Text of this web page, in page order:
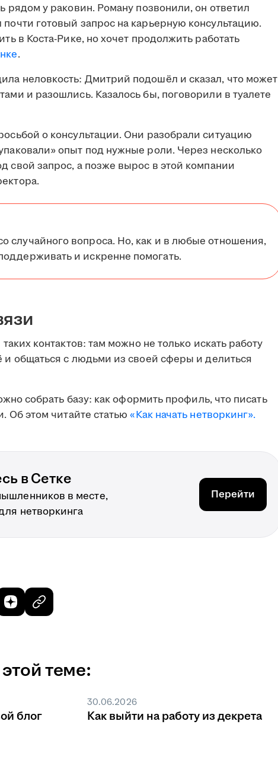
рядом у раковин. Роману позвонили, он ответил
готовый запрос на карьерную консультацию.
в Коста-Рике, но хочет продолжить работать
.
неловкость: Дмитрий подошёл и сказал, что может
и разошлись. Казалось бы, поговорили в туалете
о консультации. Они разобрали ситуацию
опыт под нужные роли. Через несколько
свой запрос, а позже вырос в этой компании
случайного вопроса. Но, как и в любые отношения,
и искренне помогать.
контактов: там можно не только искать работу
и общаться с людьми из своей сферы и делиться
собрать базу: как оформить профиль, что писать
Об этом читайте статью«Как начать нетворкинг».
в Сетке
в месте,
нетворкинга
Перейти
теме:
блог
30.06.2026
Как выйти на работу из декрета